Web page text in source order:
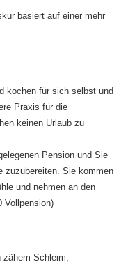
basiert auf einer mehr
kochen für sich selbst und
Praxis für die
keinen Urlaub zu
Pension und Sie
zuzubereiten. Sie kommen
und nehmen an den
Vollpension)
zähem Schleim,